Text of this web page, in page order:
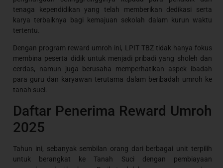
tenaga kependidikan yang telah memberikan dedikasi serta
karya terbaiknya bagi kemajuan sekolah dalam kurun waktu
tertentu.
Dengan program reward umroh ini, LPIT TBZ tidak hanya fokus
membina peserta didik untuk menjadi pribadi yang sholeh dan
cerdas, namun juga berusaha memperhatikan aspek ibadah
para guru dan karyawan terutama dalam beribadah umroh ke
tanah suci.
Daftar Penerima Reward Umroh
2025
Tahun ini, sebanyak sembilan orang dari berbagai unit terpilih
untuk berangkat ke Tanah Suci dengan pembiayaan